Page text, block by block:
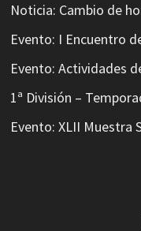
Noticia: Cambio de
Evento: I Encuentro
Evento: Actividades
1ª División –
Evento: XLII Muestra